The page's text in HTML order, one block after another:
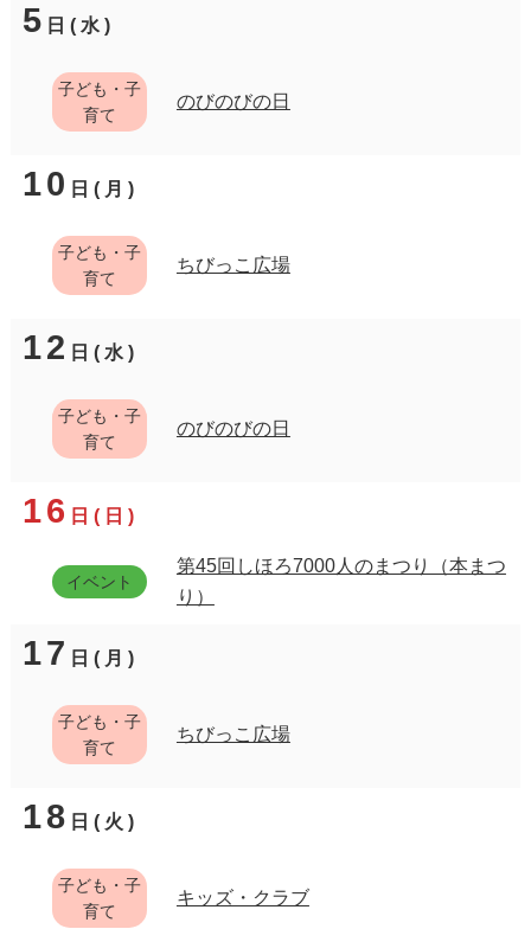
5 日(水)
子ども・子
育て
のびのびの日
10 日(月)
子ども・子
育て
ちびっこ広場
12 日(水)
子ども・子
育て
のびのびの日
16 日(日)
イベント
第45回しほろ7000人のまつり（本まつ
り）
17 日(月)
子ども・子
育て
ちびっこ広場
18 日(火)
子ども・子
育て
キッズ・クラブ